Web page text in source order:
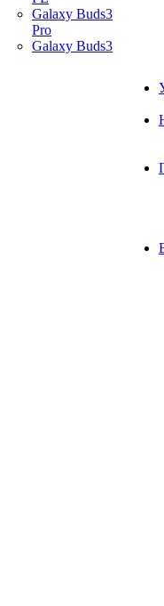
Galaxy Buds3
Pro
Galaxy Buds3